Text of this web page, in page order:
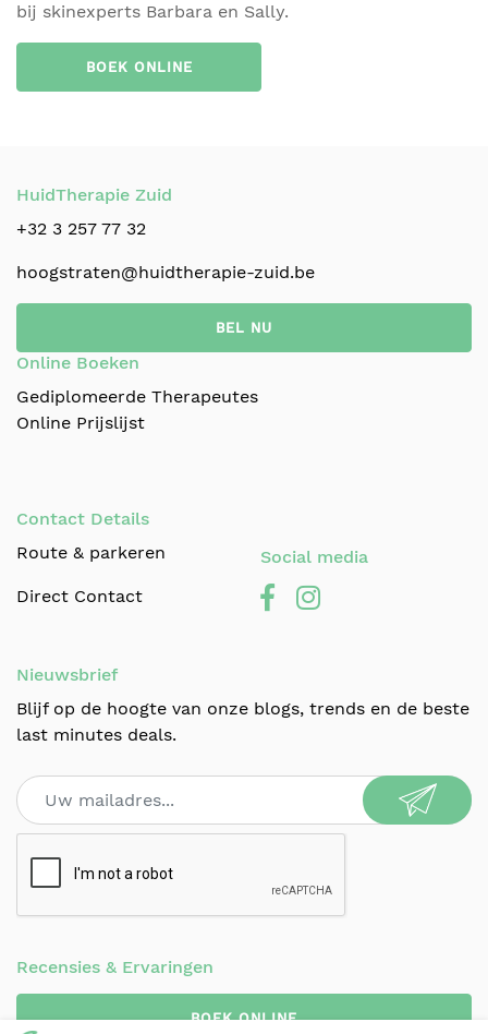
bij skinexperts Barbara en Sally.
BOEK ONLINE
HuidTherapie Zuid
+32 3 257 77 32
hoogstraten@huidtherapie-zuid.be
BEL NU
Online Boeken
Gediplomeerde Therapeutes
Online Prijslijst
Contact Details
Route & parkeren
Direct Contact
Social media
Nieuwsbrief
Blijf op de hoogte van onze blogs, trends en de beste
last minutes deals.
Recensies & Ervaringen
BOEK ONLINE